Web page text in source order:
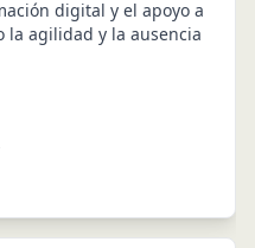
digital y el apoyo a
agilidad y la ausencia